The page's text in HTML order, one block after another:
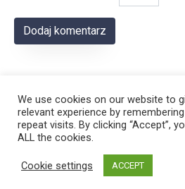
We use cookies on our website to
relevant experience by
repeat visits. By clicking “Accept”,
ALL the cookies.
Cookie settings ACCEPT